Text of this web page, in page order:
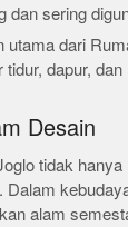
dan sering
utama dari
dapur, dan
Desain
tidak
Dalam
alam